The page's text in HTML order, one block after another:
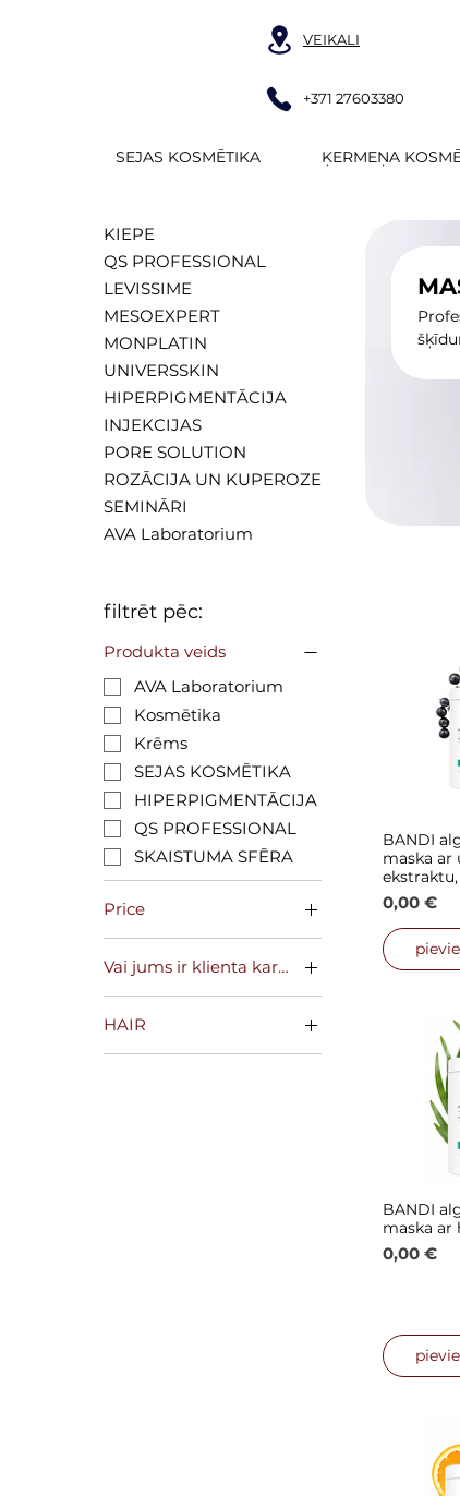
VEIKALI
+371 27603380
SEJAS KOSMĒTIKA ĶERMEŅA
KIEPE
QS PROFESSIONAL
LEVISSIME
MESOEXPERT
MONPLATIN
UNIVERSSKIN
HIPERPIGMENTĀCIJA
INJEKCIJAS
PORE SOLUTION
ROZĀCIJA UN KUPEROZE
SEMINĀRI
AVA Laboratorium
filtrēt pēc:
Produkta veids
AVA Laboratorium
Kosmētika
Krēms
SEJAS KOSMĒTIKA
HIPERPIGMENTĀCIJA
QS PROFESSIONAL
SKAISTUMA SFĒRA
Price
0 € 46 €
Vai jums ir klienta karte?
Jā
Nē
HAIR
🌻SEZONAS
BANDI
maska ar
Cena
0,00 €
BANDI
maska ar
Cena
0,00 €